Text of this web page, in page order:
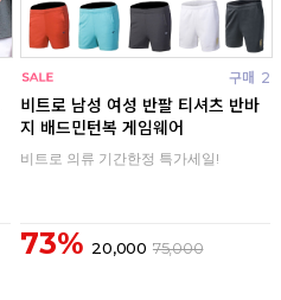
구매 2
비트로 남성 여성 반팔 티셔츠 반바
지 배드민턴복 게임웨어
비트로 의류 기간한정 특가세일!
73% 20,000 75,000